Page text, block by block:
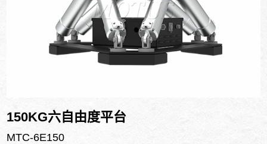
150KG六自由度平台
MTC-6E150